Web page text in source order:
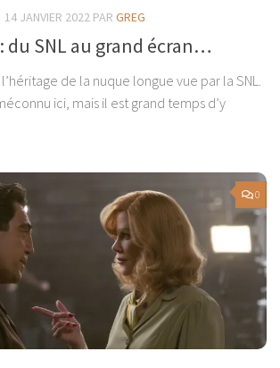
14 JANVIER 2022 PAR GREG
: du SNL au grand écran…
l’héritage de la nuque longue vue par la SNL.
ici, mais il est grand temps d’y
0